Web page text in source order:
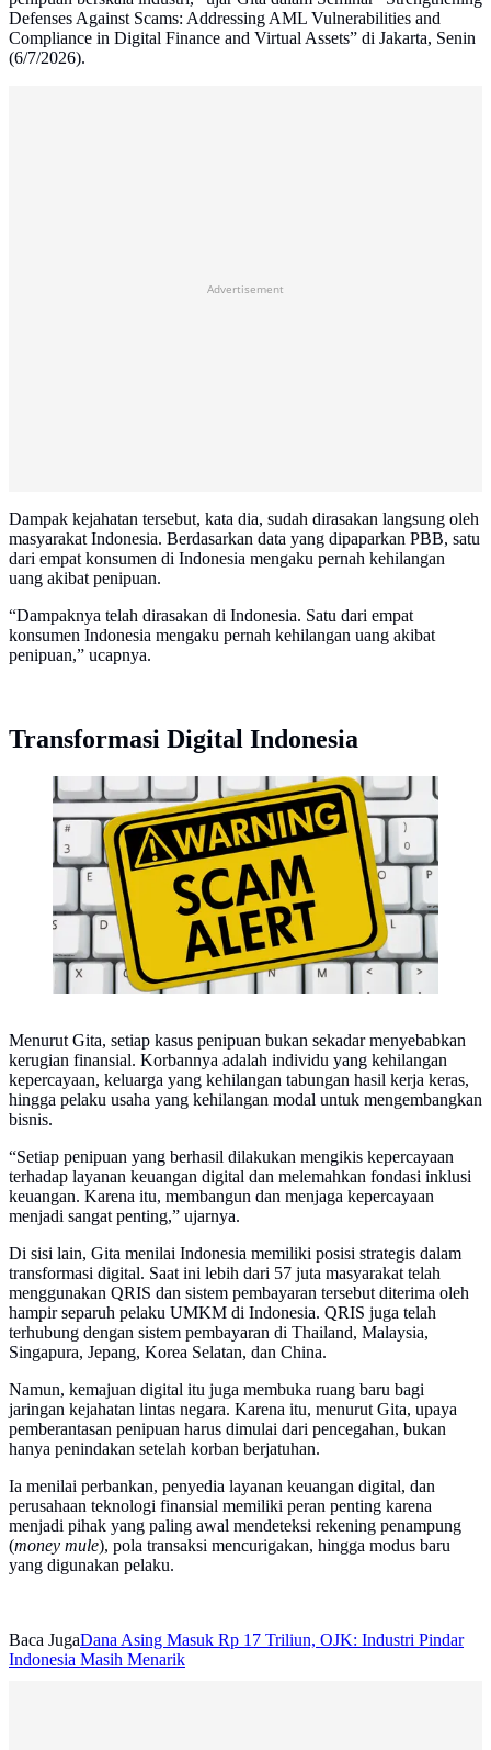
Defenses Against Scams: Addressing AML Vulnerabilities and
Compliance in Digital Finance and Virtual Assets” di Jakarta, Senin
(6/7/2026).
Advertisement
Dampak kejahatan tersebut, kata dia, sudah dirasakan langsung oleh
masyarakat Indonesia. Berdasarkan data yang dipaparkan PBB, satu
dari empat konsumen di Indonesia mengaku pernah kehilangan
uang akibat penipuan.
“Dampaknya telah dirasakan di Indonesia. Satu dari empat
konsumen Indonesia mengaku pernah kehilangan uang akibat
penipuan,” ucapnya.
Transformasi Digital Indonesia
Scam Alert. (Depositphoto.com/karenr)
Menurut Gita, setiap kasus penipuan bukan sekadar menyebabkan
kerugian finansial. Korbannya adalah individu yang kehilangan
kepercayaan, keluarga yang kehilangan tabungan hasil kerja keras,
hingga pelaku usaha yang kehilangan modal untuk mengembangkan
bisnis.
“Setiap penipuan yang berhasil dilakukan mengikis kepercayaan
terhadap layanan keuangan digital dan melemahkan fondasi inklusi
keuangan. Karena itu, membangun dan menjaga kepercayaan
menjadi sangat penting,” ujarnya.
Di sisi lain, Gita menilai Indonesia memiliki posisi strategis dalam
transformasi digital. Saat ini lebih dari 57 juta masyarakat telah
menggunakan QRIS dan sistem pembayaran tersebut diterima oleh
hampir separuh pelaku UMKM di Indonesia. QRIS juga telah
terhubung dengan sistem pembayaran di Thailand, Malaysia,
Singapura, Jepang, Korea Selatan, dan China.
Namun, kemajuan digital itu juga membuka ruang baru bagi
jaringan kejahatan lintas negara. Karena itu, menurut Gita, upaya
pemberantasan penipuan harus dimulai dari pencegahan, bukan
hanya penindakan setelah korban berjatuhan.
Ia menilai perbankan, penyedia layanan keuangan digital, dan
perusahaan teknologi finansial memiliki peran penting karena
menjadi pihak yang paling awal mendeteksi rekening penampung
(money mule), pola transaksi mencurigakan, hingga modus baru
yang digunakan pelaku.
Baca JugaDana Asing Masuk Rp 17 Triliun, OJK: Industri Pindar
Indonesia Masih Menarik